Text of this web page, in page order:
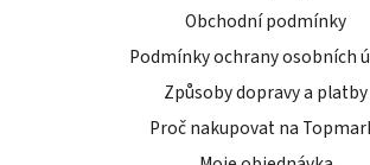
Obchodní podmínky
Podmínky ochrany osobních
Způsoby dopravy a platby
Proč nakupovat na